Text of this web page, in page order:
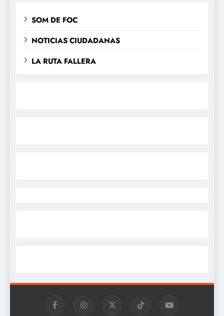
SOM DE FOC
NOTICIAS CIUDADANAS
LA RUTA FALLERA